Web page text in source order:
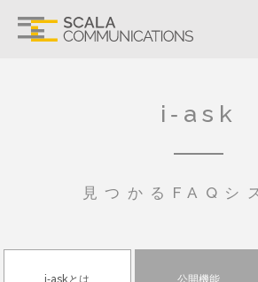
i-ask
見つかるFAQシ
i-askとは 公開機能